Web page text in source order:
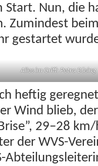
Start. Nun, die
Zumin­d­est
ges­tartet
Alles im Griff: Petra Büsing
heftig
Wind blieb,
29–28
der WVS-